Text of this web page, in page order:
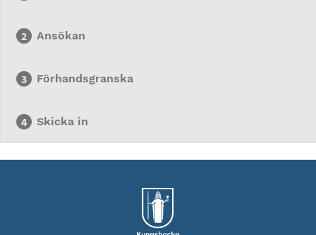
Ansökan
Förhandsgranska
Skicka in